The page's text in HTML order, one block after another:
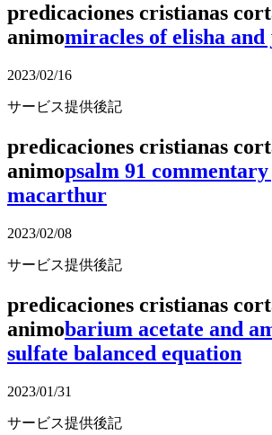
predicaciones cristianas
animomiracles of elisha and
2023/02/16
サービス提供後記
predicaciones cristianas
animopsalm 91
macarthur
2023/02/08
サービス提供後記
predicaciones cristianas
animobarium acetate and
sulfate balanced equation
2023/01/31
サービス提供後記